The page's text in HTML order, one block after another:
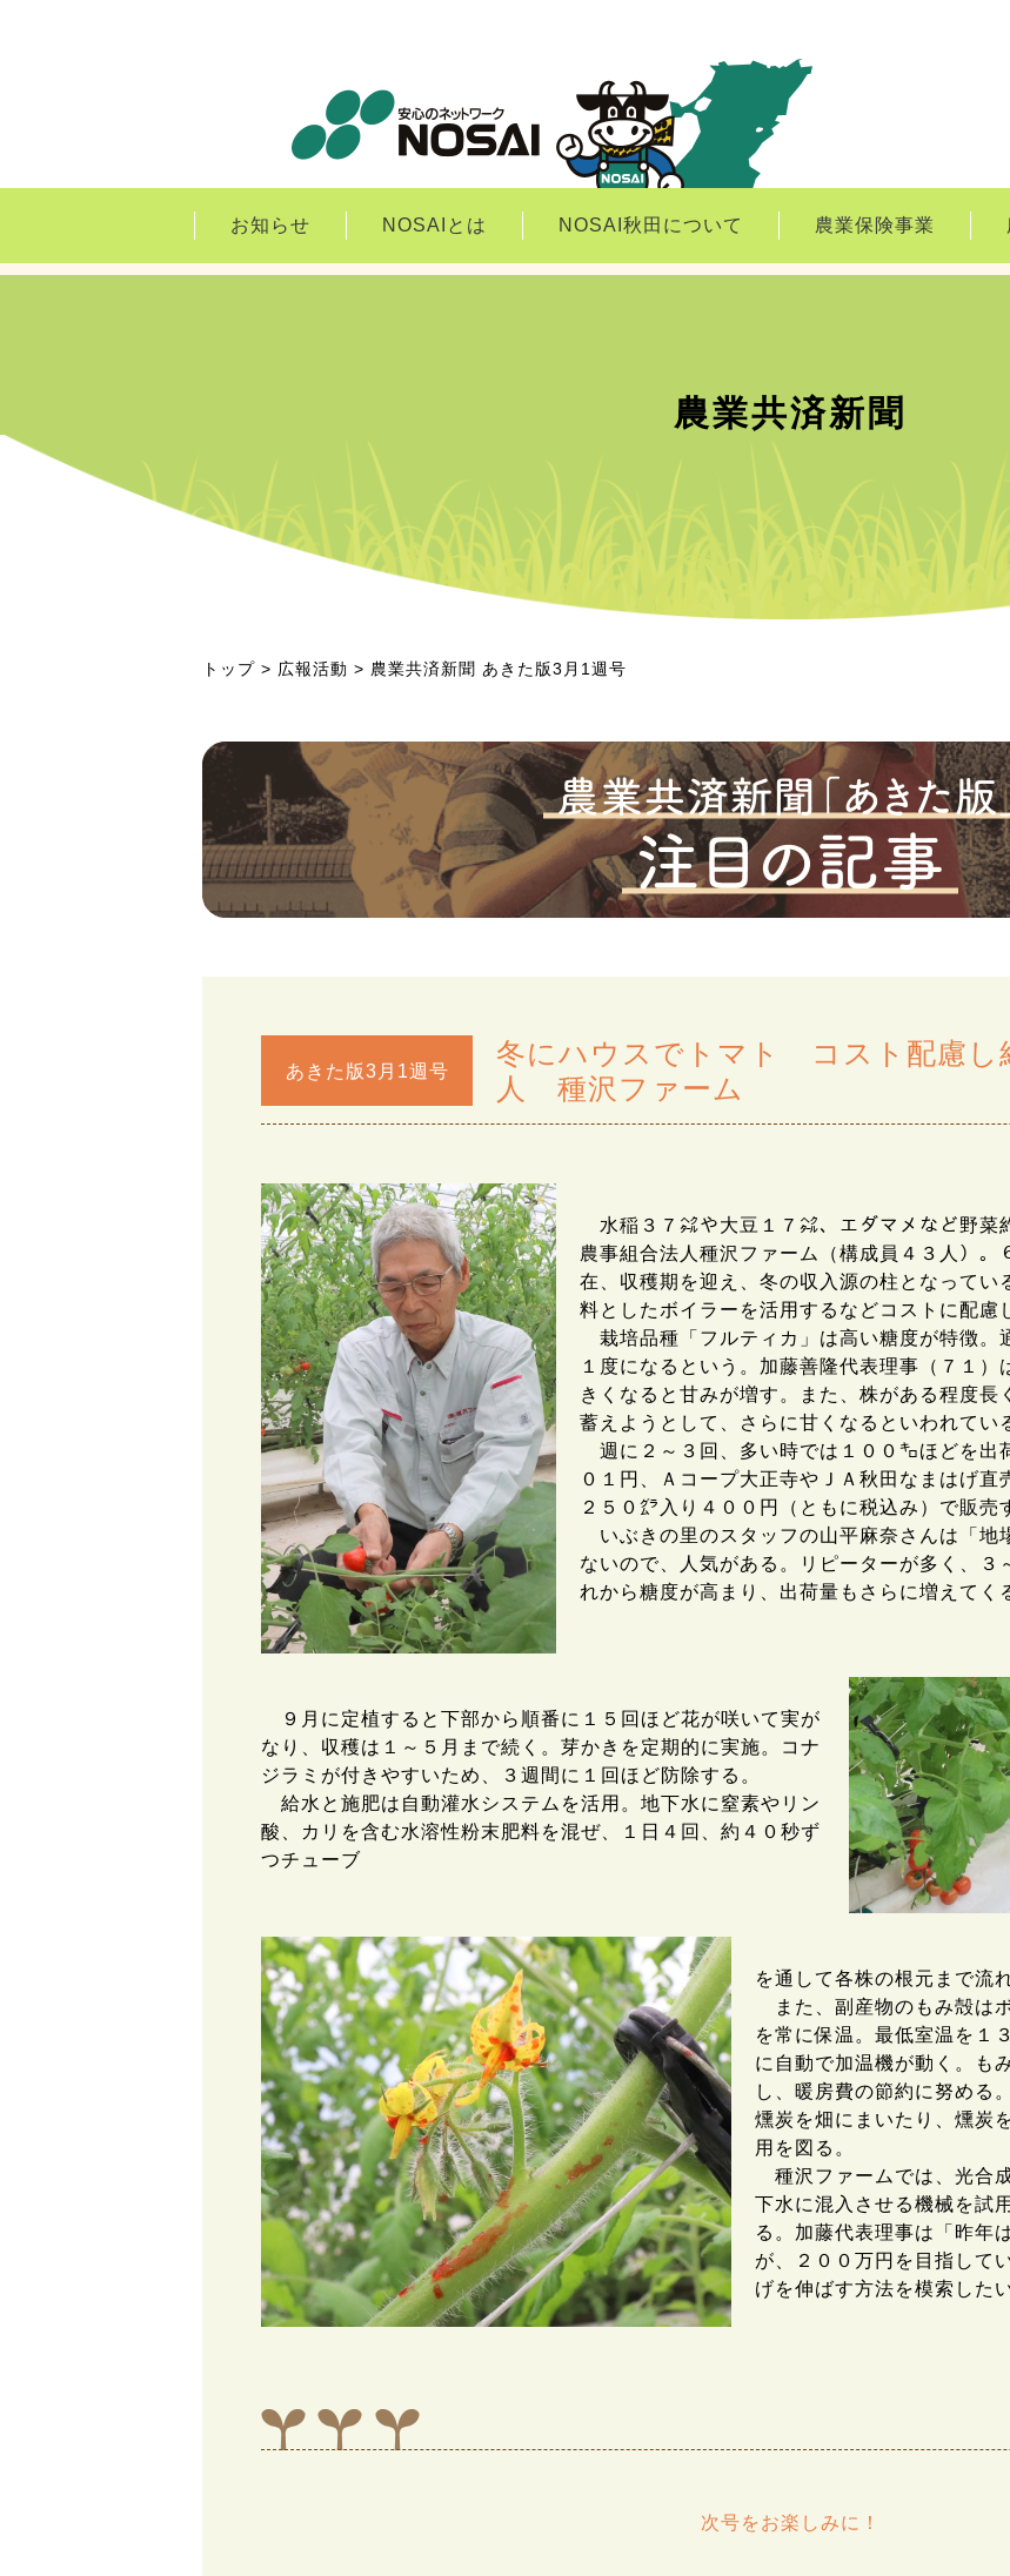
お知らせ NOSAIとは NOSAI秋田について 農業保険事業
農業共済新聞
トップ > 広報活動 > 農業共済新聞 あきた版3月1週号
あきた版3月1週号
冬にハウスでトマト コスト配慮
人 種沢ファーム
水稲３７㌶や大豆１７㌶、エダマメなど野菜
農事組合法人種沢ファーム（構成員４３人）。
在、収穫期を迎え、冬の収入源の柱となってい
料としたボイラーを活用するなどコストに配慮
栽培品種「フルティカ」は高い糖度が特徴。
１度になるという。加藤善隆代表理事（７１
きくなると甘みが増す。また、株がある程度長
蓄えようとして、さらに甘くなるといわれてい
週に２～３回、多い時では１００㌔ほどを出
０１円、Ａコープ大正寺やＪＡ秋田なまはげ
２５０㌘入り４００円（ともに税込み）で販売
いぶきの里のスタッフの山平麻奈さんは「地
ないので、人気がある。リピーターが多く、３
れから糖度が高まり、出荷量もさらに増えてく
９月に定植すると下部から順番に１５回ほど花が咲いて実が
なり、収穫は１～５月まで続く。芽かきを定期的に実施。コナ
ジラミが付きやすいため、３週間に１回ほど防除する。
給水と施肥は自動灌水システムを活用。地下水に窒素やリン
酸、カリを含む水溶性粉末肥料を混ぜ、１日４回、約４０秒ず
つチューブ
を通して各株の根元まで流
また、副産物のもみ殻は
を常に保温。最低室温を１
に自動で加温機が動く。も
し、暖房費の節約に努める
燻炭を畑にまいたり、燻炭
用を図る。
種沢ファームでは、光合
下水に混入させる機械を試
る。加藤代表理事は「昨年
が、２００万円を目指して
げを伸ばす方法を模索した
次号をお楽しみに！